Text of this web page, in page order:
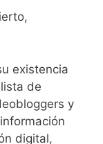
existencia
de
y
digital,